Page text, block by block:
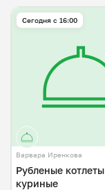
Сегодня с 16:00
Варвара Иренкова
Рубленые котлеты
куриные